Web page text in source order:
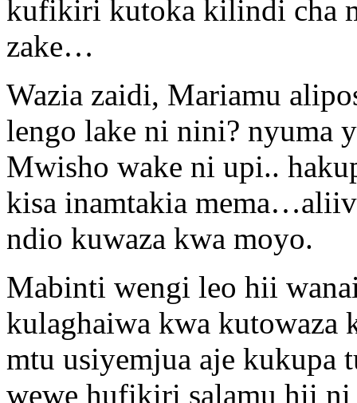
kufikiri kutoka kilindi cha
zake…
Wazia zaidi, Mariamu
lengo lake ni nini? nyuma
Mwisho wake ni upi..
kisa inamtakia
ndio kuwaza kwa moyo.
Mabinti wengi leo hii
kulaghaiwa kwa
mtu usiyemjua aje kukupa
wewe hufikiri salamu hii